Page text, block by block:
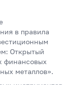
в правила
Открытый
финансовых
металлов».